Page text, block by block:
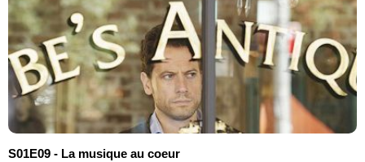
S01E09 - La musique au coeur